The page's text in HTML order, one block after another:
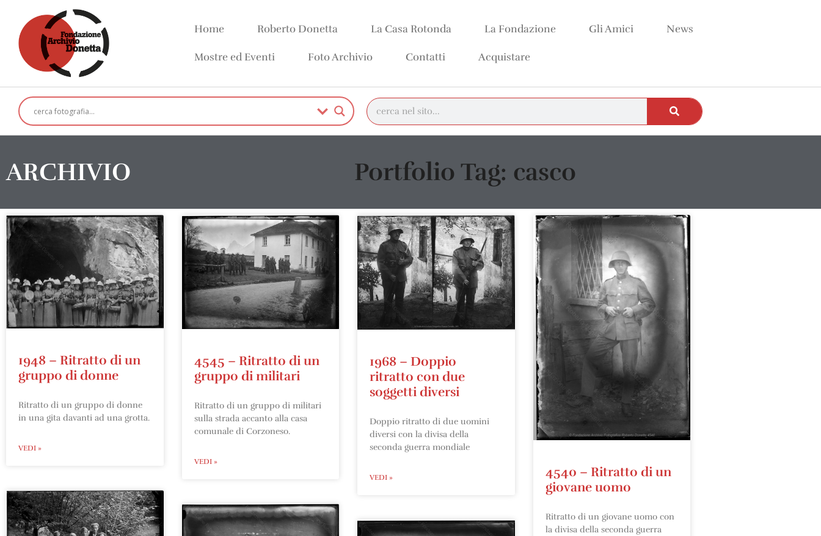
Home Roberto Donetta La Casa Rotonda La Fondazione Gli Amici News
Mostre ed Eventi Foto Archivio Contatti Acquistare
ARCHIVIO Portfolio Tag: casco
1948 – Ritratto di un
gruppo di donne
Ritratto di un gruppo di donne
in una gita davanti ad una grotta.
VEDI »
4545 – Ritratto di un
gruppo di militari
Ritratto di un gruppo di militari
sulla strada accanto alla casa
comunale di Corzoneso.
VEDI »
1968 – Doppio
ritratto con due
soggetti diversi
Doppio ritratto di due uomini
diversi con la divisa della
seconda guerra mondiale
VEDI »
4540 – Ritratto di un
giovane uomo
Ritratto di un giovane uomo con
la divisa della seconda guerra